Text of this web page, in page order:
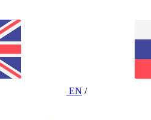
EN /